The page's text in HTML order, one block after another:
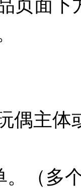
页面
偶主体
。（多